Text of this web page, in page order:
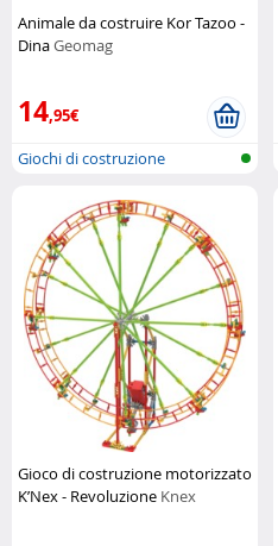
Animale da costruire Kor Tazoo -
DinaGeomag
14,95€
Giochi di costruzione
Gioco di costruzione motorizzato
K’Nex - Revoluzione Knex